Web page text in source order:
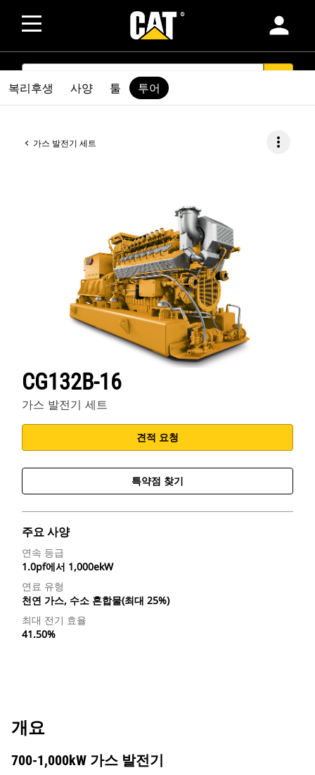
person
SEARCH
가스 발전기 세트 more_vert
CG132B-16
가스 발전기 세트
견적 요청
특약점 찾기
주요 사양
연속 등급
1.0pf에서 1,000ekW
연료 유형
천연 가스, 수소 혼합물(최대 25%)
최대 전기 효율
41.50%
복리후생 사양 툴 투어
개요
700-1,000kW 가스 발전기